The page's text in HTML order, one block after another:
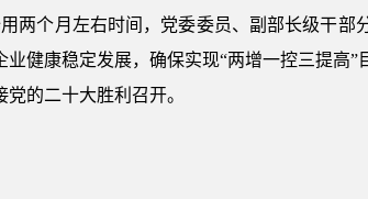
两个月左右时间，党委委员、副部长级干
健康稳定发展，确保实现“两增一控三提高
的二十大胜利召开。